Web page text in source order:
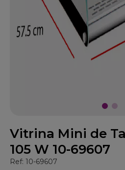
Vitrina Mini de
105 W 10-69607
Ref: 10-69607